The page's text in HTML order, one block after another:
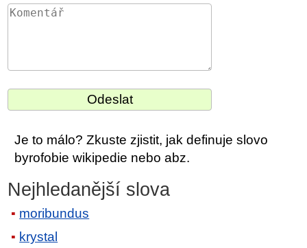
Je to málo? Zkuste zjistit, jak definuje slovo
byrofobie wikipedie nebo abz.
Nejhledanější slova
moribundus
krystal